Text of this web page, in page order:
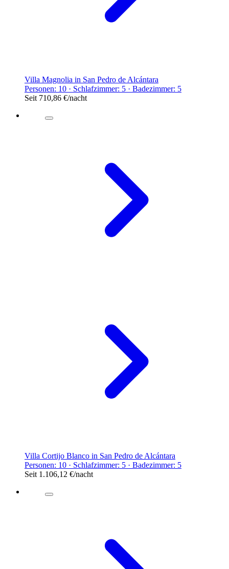
Villa Magnolia in San Pedro de Alcántara
Personen: 10 · Schlafzimmer: 5 · Badezimmer: 5
Seit 710,86 €/nacht
Villa Cortijo Blanco in San Pedro de Alcántara
Personen: 10 · Schlafzimmer: 5 · Badezimmer: 5
Seit 1.106,12 €/nacht